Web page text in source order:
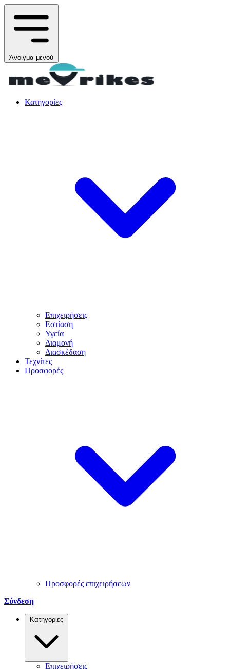
Άνοιγμα μενού
Κατηγορίες
Επιχειρήσεις
Εστίαση
Υγεία
Διαμονή
Διασκέδαση
Τεχνίτες
Προσφορές
Προσφορές επιχειρήσεων
Σύνδεση
Κατηγορίες
Επιχειρήσεις